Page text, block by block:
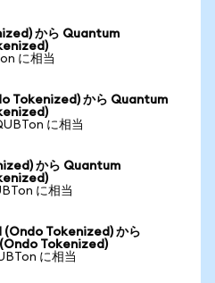
から Quantum
に相当
Tokenized) から Quantum
に相当
から Quantum
に相当
(Ondo Tokenized) から
Tokenized)
に相当